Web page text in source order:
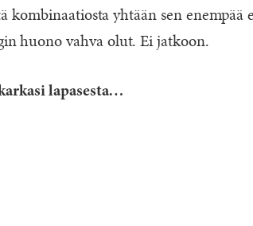
yhtään sen enempää
huono vahva olut. Ei jatkoon.
lapasesta…